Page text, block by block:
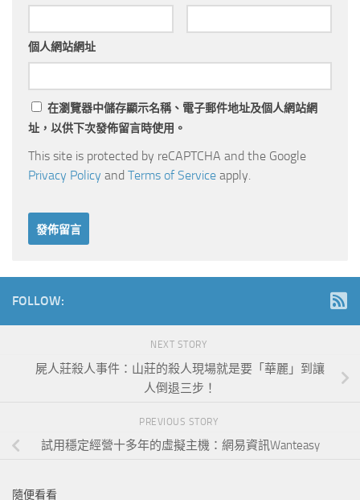
個人網站網址
在瀏覽器中儲存顯示名稱、電子郵件地址及個人網站網
址，以供下次發佈留言時使用。
This site is protected by reCAPTCHA and the Google
Privacy Policy and Terms of Service apply.
FOLLOW:
NEXT STORY
屍人莊殺人事件：山莊的殺人現場就是要「華麗」到讓
人倒退三步！
PREVIOUS STORY
試用穩定經營十多年的虛擬主機：網易資訊Wanteasy
隨便看看